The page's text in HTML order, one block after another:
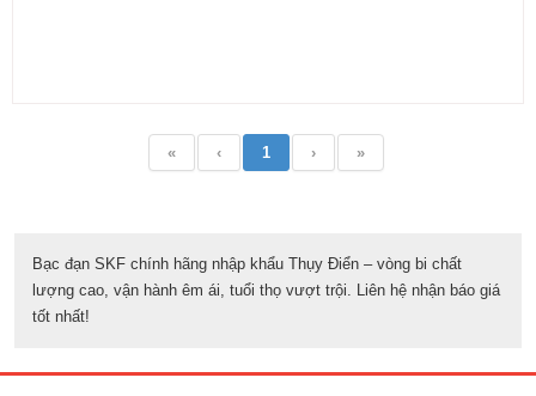
« ‹ 1 › »
Bạc đạn SKF chính hãng nhập khẩu Thụy Điển – vòng bi chất
lượng cao, vận hành êm ái, tuổi thọ vượt trội. Liên hệ nhận báo giá
tốt nhất!